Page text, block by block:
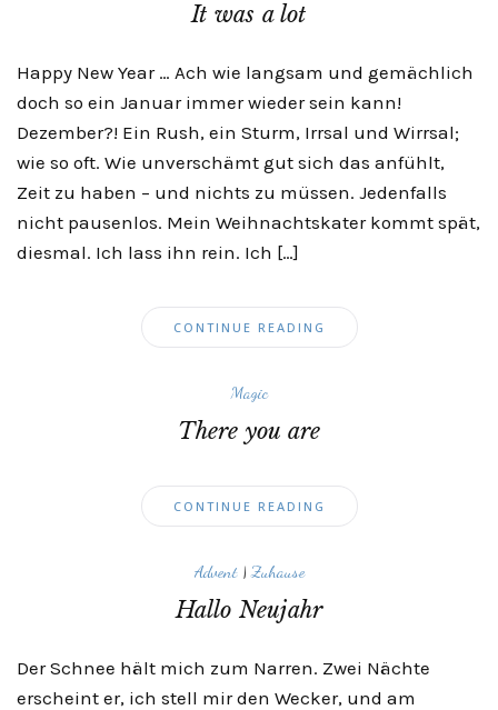
It was a lot
Happy New Year … Ach wie langsam und gemächlich
doch so ein Januar immer wieder sein kann!
Dezember?! Ein Rush, ein Sturm, Irrsal und Wirrsal;
wie so oft. Wie unverschämt gut sich das anfühlt,
Zeit zu haben – und nichts zu müssen. Jedenfalls
nicht pausenlos. Mein Weihnachtskater kommt spät,
diesmal. Ich lass ihn rein. Ich […]
CONTINUE READING
Magic
There you are
CONTINUE READING
Advent|Zuhause
Hallo Neujahr
Der Schnee hält mich zum Narren. Zwei Nächte
erscheint er, ich stell mir den Wecker, und am